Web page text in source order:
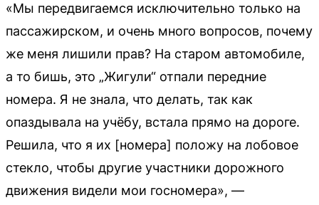
«Мы передвигаемся исключительно только на
пассажирском, и очень много вопросов, почему
же меня лишили прав? На старом автомобиле,
а то бишь, это „Жигули“ отпали передние
номера. Я не знала, что делать, так как
опаздывала на учёбу, встала прямо на дороге.
Решила, что я их [номера] положу на лобовое
стекло, чтобы другие участники дорожного
движения видели мои госномера», —